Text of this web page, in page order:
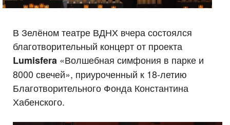
В Зелёном театре ВДНХ вчера состоялся
благотворительный концерт от проекта
Lumisfera «Волшебная симфония в парке и
8000 свечей», приуроченный к 18-летию
Благотворительного Фонда Константина
Хабенского.